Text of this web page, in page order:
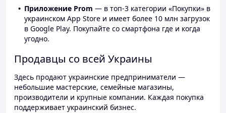
Приложение Prom — в топ-3 категории «Покупки» в
украинском App Store и имеет более 10 млн загрузок
в Google Play. Покупайте со смартфона где и когда
угодно.
Продавцы со всей Украины
Здесь продают украинские предприниматели —
небольшие мастерские, семейные магазины,
производители и крупные компании. Каждая покупка
поддерживает украинский бизнес.